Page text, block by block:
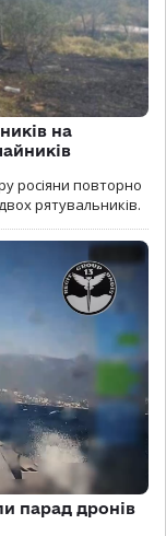
на
росіяни повторно
рятувальників.
парад дронів